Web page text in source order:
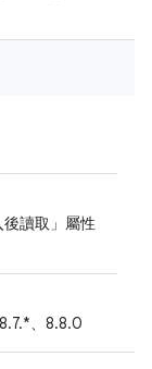
讀取」屬性
、8.8.0